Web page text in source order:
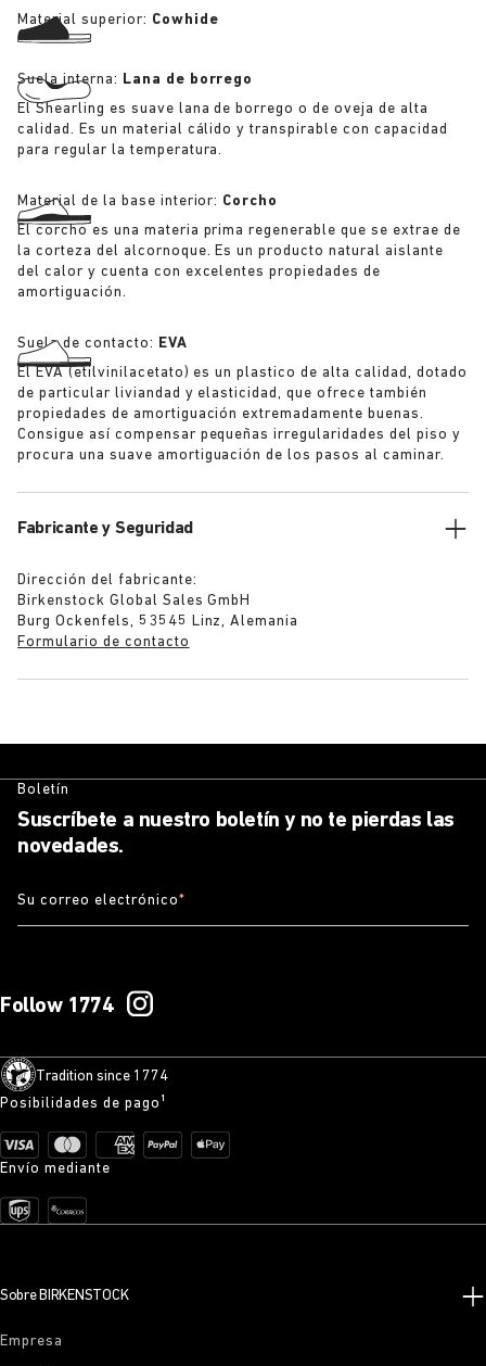
Material superior: Cowhide
Suela interna: Lana de borrego
El Shearling es suave lana de borrego o de oveja de alta
calidad. Es un material cálido y transpirable con capacidad
para regular la temperatura.
Material de la base interior: Corcho
El corcho es una materia prima regenerable que se extrae de
la corteza del alcornoque. Es un producto natural aislante
del calor y cuenta con excelentes propiedades de
amortiguación.
Suela de contacto: EVA
El EVA (etilvinilacetato) es un plastico de alta calidad, dotado
de particular liviandad y elasticidad, que ofrece también
propiedades de amortiguación extremadamente buenas.
Consigue así compensar pequeñas irregularidades del piso y
procura una suave amortiguación de los pasos al caminar.
Fabricante y Seguridad
Dirección del fabricante:
Birkenstock Global Sales GmbH
Burg Ockenfels, 53545 Linz, Alemania
Formulario de contacto
Boletín
Suscríbete a nuestro boletín y no te pierdas las
novedades.
Su correo electrónico*
Follow 1774
Tradition since 1774
Posibilidades de pago¹
Envío mediante
Sobre BIRKENSTOCK
Empresa